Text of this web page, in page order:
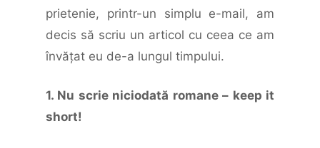
prietenie, printr-un simplu e-mail, am
decis să scriu un articol cu ceea ce am
învăţat eu de-a lungul timpului.
1. Nu scrie niciodată romane – keep it
short!